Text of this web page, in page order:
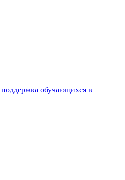
поддержка обучающихся в